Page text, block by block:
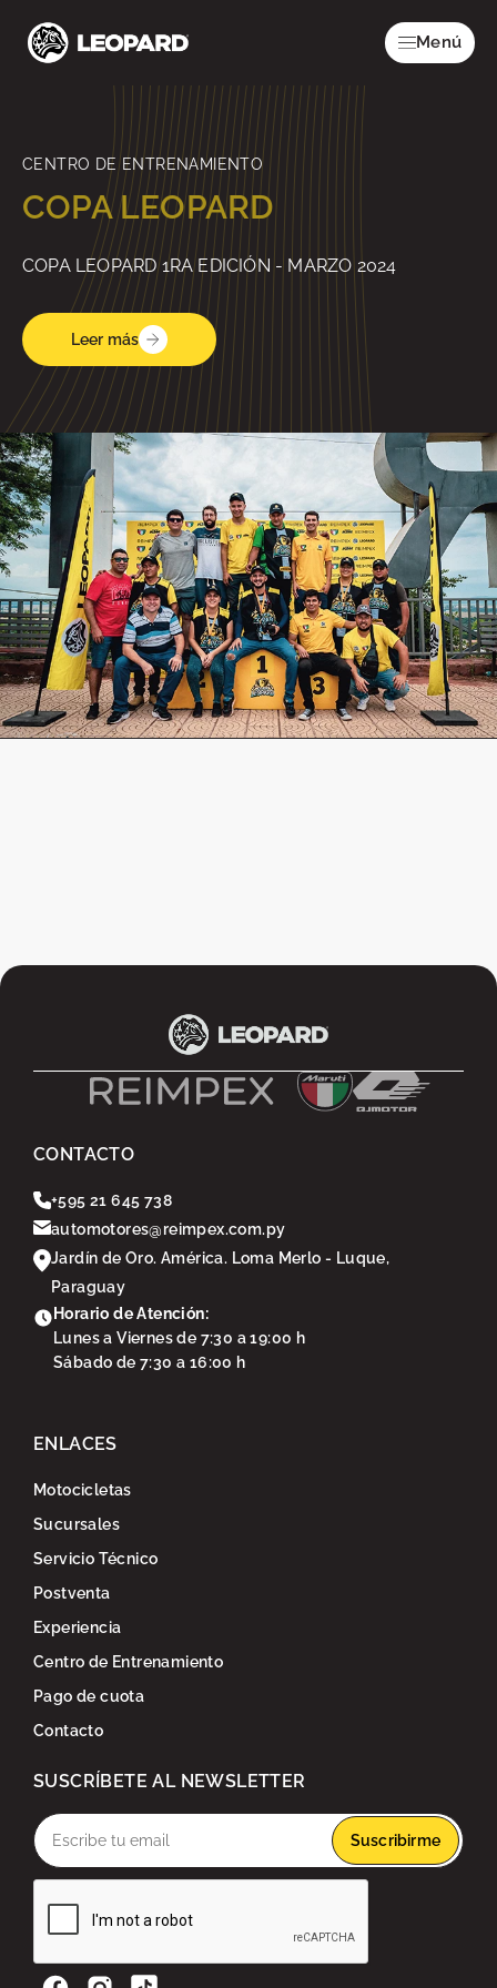
Menú
CENTRO DE ENTRENAMIENTO
COPA LEOPARD
COPA LEOPARD 1RA EDICIÓN - MARZO 2024
Leer más
CONTACTO
+595 21 645 738
automotores@reimpex.com.py
Jardín de Oro. América. Loma Merlo - Luque,
Paraguay
Horario de Atención:
Lunes a Viernes de 7:30 a 19:00 h
Sábado de 7:30 a 16:00 h
ENLACES
Motocicletas
Sucursales
Servicio Técnico
Postventa
Experiencia
Centro de Entrenamiento
Pago de cuota
Contacto
SUSCRÍBETE AL NEWSLETTER
Suscribirme